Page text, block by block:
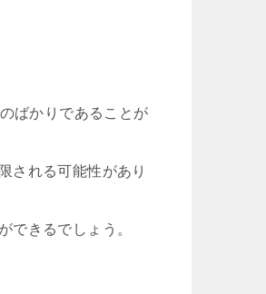
ばかりであることが
される可能性があり
できるでしょう。